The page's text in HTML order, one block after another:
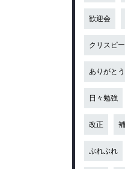
歓迎会
クリスピ
ありがと
日々勉強
改正
ぶれぶれ